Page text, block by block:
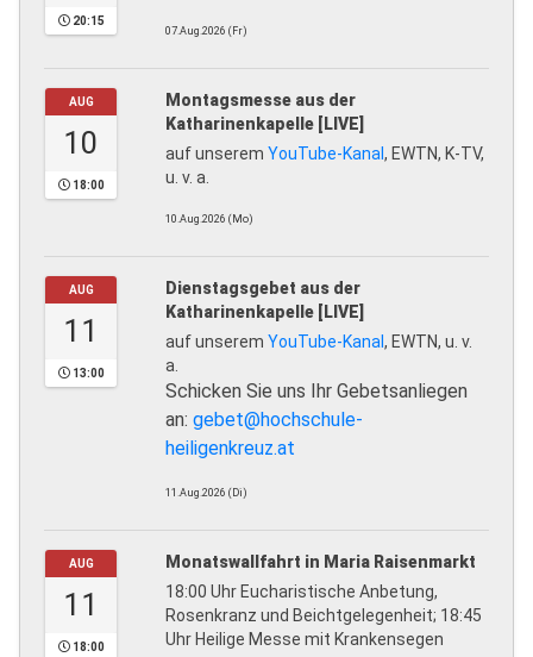
20:15
07.Aug.2026 (Fr)
AUG
10
18:00
Montagsmesse aus der
Katharinenkapelle [LIVE]
auf unserem YouTube-Kanal , EWTN, K-TV,
u. v. a.
10.Aug.2026 (Mo)
AUG
11
13:00
Dienstagsgebet aus der
Katharinenkapelle [LIVE]
auf unserem YouTube-Kanal , EWTN, u. v.
a.
Schicken Sie uns Ihr Gebetsanliegen
an: gebet@hochschule-
heiligenkreuz.at
11.Aug.2026 (Di)
AUG
11
18:00
Monatswallfahrt in Maria Raisenmarkt
18:00 Uhr Eucharistische Anbetung,
Rosenkranz und Beichtgelegenheit; 18:45
Uhr Heilige Messe mit Krankensegen